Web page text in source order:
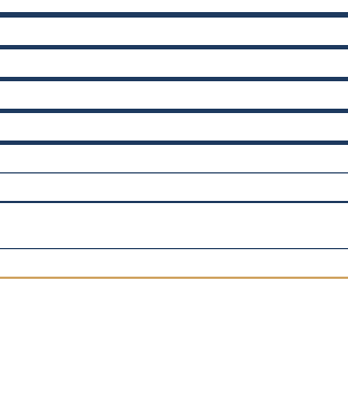
את תהליך הרישום בכל הרשויות, אתם
התקופתיים השוטפים לרשויות המס
ייעוץ עסקי וייעוץ מס.